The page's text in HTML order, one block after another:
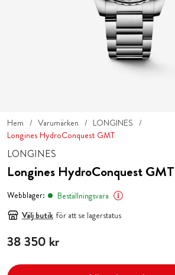
Hem Varumärken
LONGINES
Longines HydroConquest GMT
LONGINES
Longines HydroConquest GMT
Webblager:
Beställningsvara
Välj butik för att se lagerstatus
Pris :38 350 kr
38 350 kr